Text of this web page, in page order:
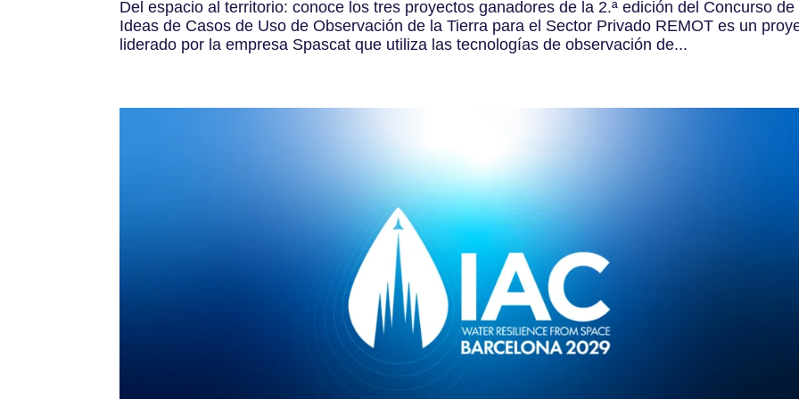
Del espacio al territorio: conoce los tres proyectos ganadores de la 2.ª edición del Concurso de
Ideas de Casos de Uso de Observación de la Tierra para el Sector Privado REMOT es un
liderado por la empresa Spascat que utiliza las tecnologías de observación de...